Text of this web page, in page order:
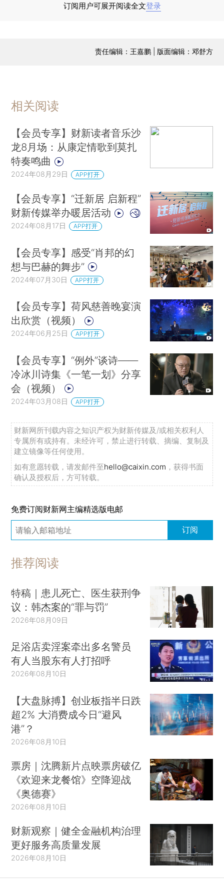
田浩江曾在2008年出版英文自传《歌剧人
朵>》，广受好评，已连续加印四次。
连载，敬请期待！
作为财新十五周年系列活动之一，财新读者音
乐沙龙于今年7月启动，在每个月的第三个周末举
办。沙龙诚邀专业音乐人和业余爱好者们登上这一
方小舞台，与20到30名特邀读者和财新员工一
起，欣赏音乐之美、交流艺术感悟。
在7月26日的第一场 沙龙上，财新记者吴雨俭
登台表演了肖邦的《幻想即兴曲》，财新员工之
子、8岁的琴童周小棋也演奏了巴赫的《No.27小
步舞曲》等多首钢琴名曲。
8月23日的第二场沙龙则邀请到94岁高龄的著
名学者、钢琴演奏爱好者资中筠，她技巧纯熟，不
疾不徐，与中国爱乐乐团副首席、小提琴家姜帅和
女高音歌者郑敏合作演绎了《康定情歌》、莫扎特
《降B大调第26号小提琴奏鸣曲 KV378》等中外名
歌名曲。姜帅也为观众带来了用古典技法演奏的巴
赫小提琴独奏作品。
财新mini将持续带来每月音乐沙龙的现场音画
和文化艺术内容。“财新mini+”会员点此可以欣赏第
一场和第二场音乐沙龙表演。
订阅用户可展开阅读全文登录
责任编辑：王嘉鹏 | 版面编辑：邓舒方
相关阅读
【会员专享】财新读者音乐沙
龙8月场：从康定情歌到莫扎
特奏鸣曲
2024年08月29日 APP打开
【会员专享】“迁新居 启新程”
财新传媒举办暖居活动
2024年08月17日 APP打开
【会员专享】感受“肖邦的幻
想与巴赫的舞步”
2024年07月30日 APP打开
【会员专享】荷风慈善晚宴演
出欣赏（视频）
2024年06月25日 APP打开
【会员专享】“例外”谈诗——
冷冰川诗集《一笔一划》分享
会（视频）
2024年03月08日 APP打开
财新网所刊载内容之知识产权为财新传媒及/或相关权利人
专属所有或持有。未经许可，禁止进行转载、摘编、复制及
建立镜像等任何使用。
如有意愿转载，请发邮件至hello@caixin.com ，获得书面
确认及授权后，方可转载。
免费订阅财新网主编精选版电邮
订阅
推荐阅读
特稿｜患儿死亡、医生获刑争
议：韩杰案的“罪与罚”
2026年08月09日
足浴店卖淫案牵出多名警员
有人当股东有人打招呼
2026年08月10日
【大盘脉搏】创业板指半日跌
超2% 大消费成今日“避风
港”？
2026年08月10日
票房｜沈腾新片点映票房破亿
《欢迎来龙餐馆》空降迎战
《奥德赛》
2026年08月10日
财新观察｜健全金融机构治理
更好服务高质量发展
2026年08月10日